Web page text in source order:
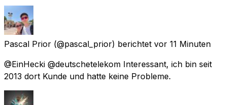
Pascal Prior (@pascal_prior) berichtet vor 11 Minuten
@EinHecki @deutschetelekom Interessant, ich bin seit
2013 dort Kunde und hatte keine Probleme.